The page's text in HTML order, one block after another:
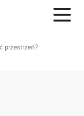
przestrzeń?